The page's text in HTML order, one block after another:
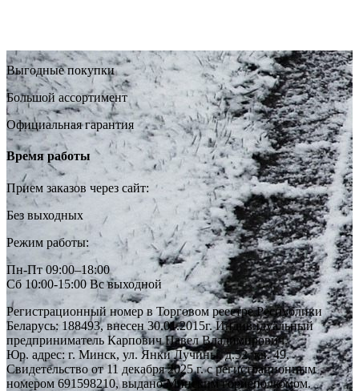
Выгодные покупки
Большой ассортимент
Официальная гарантия
Время работы
Прием заказов через сайт:
Без выходных
Режим работы:
Пн-Пт 09:00–18:00
Сб 10:00-15:00 Вс выходной
Регистрационный номер в Торговом реестре Республики
Беларусь: 188493, внесен 30.01.2015г. Индивидуальный
предприниматель Карпович Павел Владимирович.
Юр. адрес: г. Минск, ул. Янки Лучины, д.52, кв. 49,
Свидетельство от 11 декабря 2025 г. с регистрационным
номером 691598210, выдано Минским горисполкомом.